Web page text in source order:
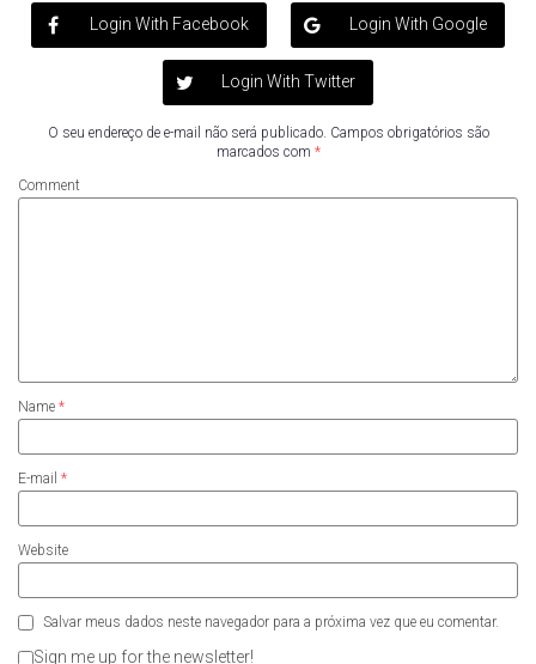
Login With Facebook Login With Google
Login With Twitter
O seu endereço de e-mail não será publicado. Campos obrigatórios são
marcados com *
Comment
Name *
E-mail *
Website
Salvar meus dados neste navegador para a próxima vez que eu comentar.
Sign me up for the newsletter!